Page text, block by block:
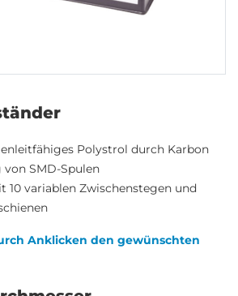
Polystrol durch Karbon
SMD-Spulen
10 variablen Zwischenstegen und
Anklicken den gewünschten